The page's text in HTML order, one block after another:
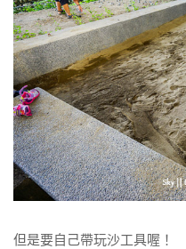
但是要自己帶玩沙工具喔！